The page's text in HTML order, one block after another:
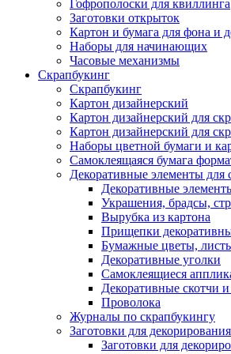
Гофрополоски для квиллинга
Заготовки открыток
Картон и бумага для фона и
Наборы для начинающих
Часовые механизмы
Скрапбукинг
Скрапбукинг
Картон дизайнерский
Картон дизайнерский для
Картон дизайнерский для
Наборы цветной бумаги и
Самоклеящаяся бумага
Декоративные элементы для
Декоративные
Украшения, брадсы,
Вырубка из картона
Прищепки
Бумажные цветы,
Декоративные уголки
Самоклеящиеся
Декоративные скотчи
Проволока
Журналы по скрапбукингу
Заготовки для декорирования
Заготовки для